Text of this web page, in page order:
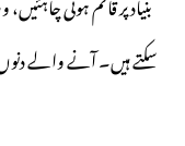
سکتے ہیں۔ آنے والے